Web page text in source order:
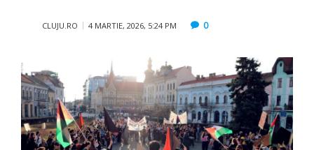
CLUJU.RO 4 MARTIE, 2026, 5:24 PM 0